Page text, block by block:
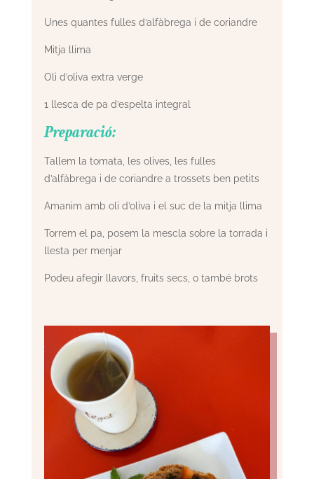
Unes quantes fulles d’alfàbrega i de coriandre
Mitja llima
Oli d’oliva extra verge
1 llesca de pa d’espelta integral
Preparació:
Tallem la tomata, les olives, les fulles
d’alfàbrega i de coriandre a trossets ben petits
Amanim amb oli d’oliva i el suc de la mitja llima
Torrem el pa, posem la mescla sobre la torrada i
llesta per menjar
Podeu afegir llavors, fruits secs, o també brots